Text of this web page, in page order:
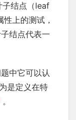
子结点（leaf
上的测试，
结点代表一
题中它可以认
是定义在特
。